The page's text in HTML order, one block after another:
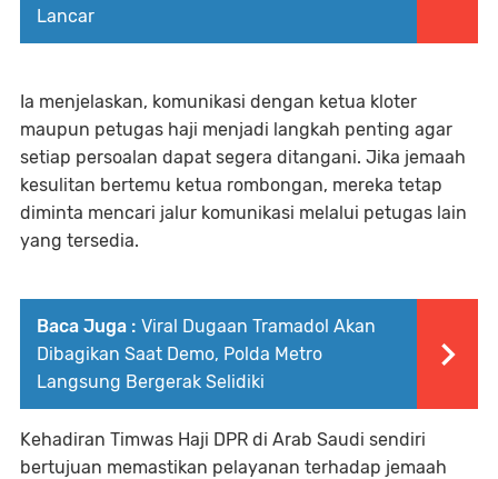
Lancar
Ia menjelaskan, komunikasi dengan ketua kloter
maupun petugas haji menjadi langkah penting agar
setiap persoalan dapat segera ditangani. Jika jemaah
kesulitan bertemu ketua rombongan, mereka tetap
diminta mencari jalur komunikasi melalui petugas lain
yang tersedia.
Baca Juga : Viral Dugaan Tramadol Akan
Dibagikan Saat Demo, Polda Metro
Langsung Bergerak Selidiki
Kehadiran Timwas Haji DPR di Arab Saudi sendiri
bertujuan memastikan pelayanan terhadap jemaah